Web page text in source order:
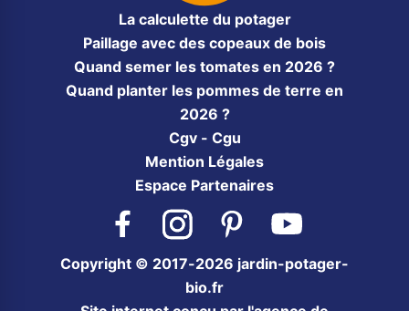
La calculette du potager
Paillage avec des copeaux de bois
Quand semer les tomates en 2026 ?
Quand planter les pommes de terre en
2026 ?
Cgv - Cgu
Mention Légales
Espace Partenaires
Facebook InstagramPinterest YouTube
Copyright © 2017-2026 jardin-potager-
bio.fr